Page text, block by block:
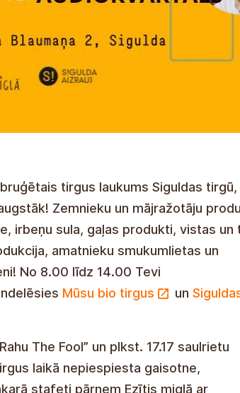
tirgus laukums Siguldas
Zemnieku un mājražotāju
irbeņu sula, gaļas produkti, vistas un
amatnieku smukumlietas un
No 8.00 līdz 14.00 Tevi
Mūsu bio tirgus un
The Fool” un plkst. 17.17 saulrietu
laikā nepiespiesta gaisotne,
stafeti pārņem Ezītis miglā ar